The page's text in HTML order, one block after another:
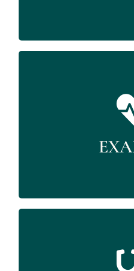
examiner les
L’observation
dans un premier
pratiquées pour